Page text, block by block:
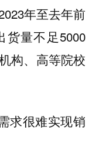
年至去年前
货量不足5000
构、高等院校
求很难实现销